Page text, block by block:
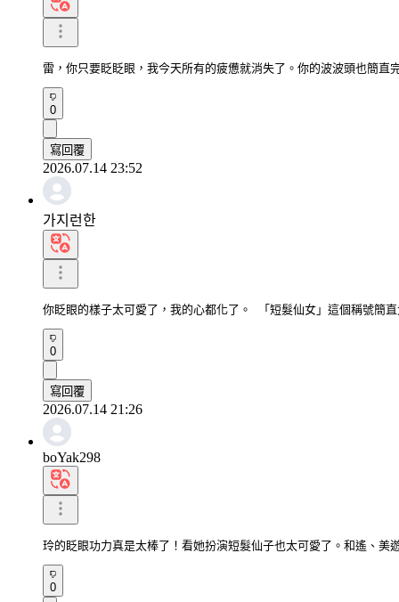
雷，你只要眨眨眼，我今天所有的疲憊就消失了。你的波波頭也簡直
0
寫回覆
2026.07.14 23:52
가지런한
你眨眼的樣子太可愛了，我的心都化了。 「短髮仙女」這個稱號簡
0
寫回覆
2026.07.14 21:26
boYak298
玲的眨眼功力真是太棒了！看她扮演短髮仙子也太可愛了。和遙、
0